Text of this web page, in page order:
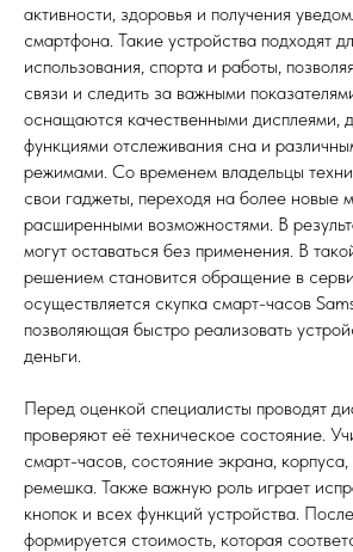
активности, здоровья и получения
смартфона. Такие устройства подходят
использования, спорта и работы,
связи и следить за важными
оснащаются качественными дисплеями,
функциями отслеживания сна и
режимами. Со временем владельцы
свои гаджеты, переходя на более новые
расширенными возможностями. В
могут оставаться без применения. В
решением становится обращение в
осуществляется скупка смарт-часов
позволяющая быстро реализовать
деньги.
Перед оценкой специалисты проводят
проверяют её техническое состояние.
смарт-часов, состояние экрана, корпуса,
ремешка. Также важную роль играет
кнопок и всех функций устройства.
формируется стоимость, которая